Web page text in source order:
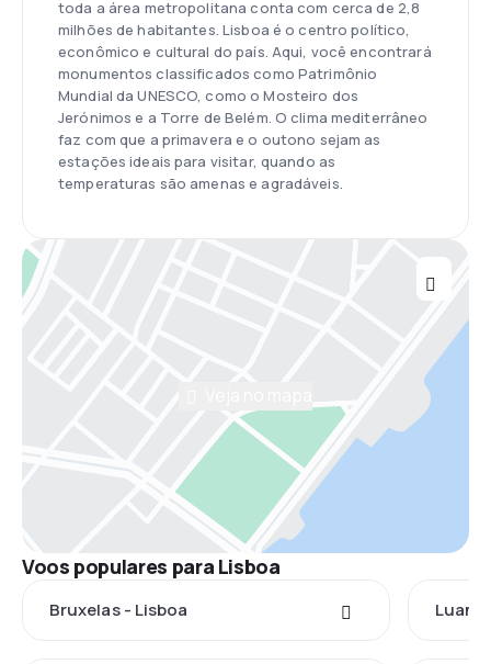
toda a área metropolitana conta com cerca de 2,8
milhões de habitantes. Lisboa é o centro político,
econômico e cultural do país. Aqui, você encontrará
monumentos classificados como Patrimônio
Mundial da UNESCO, como o Mosteiro dos
Jerónimos e a Torre de Belém. O clima mediterrâneo
faz com que a primavera e o outono sejam as
estações ideais para visitar, quando as
temperaturas são amenas e agradáveis.
Voos populares para Lisboa
Bruxelas - Lisboa